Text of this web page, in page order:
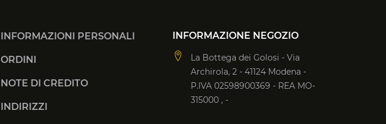
INFORMAZIONI PERSONALI
ORDINI
NOTE DI CREDITO
INDIRIZZI
INFORMAZIONE NEGOZIO
La Bottega dei Golosi - Via
Archirola, 2 - 41124 Modena -
P.IVA 02598900369 - REA MO-
315000 , -